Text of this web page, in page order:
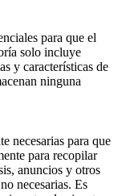
para que el
solo incluye
y características de
ninguna
necesarias para que
para recopilar
anuncios y otros
necesarias. Es